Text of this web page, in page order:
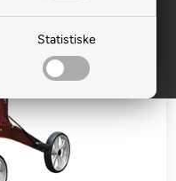
Statistiske